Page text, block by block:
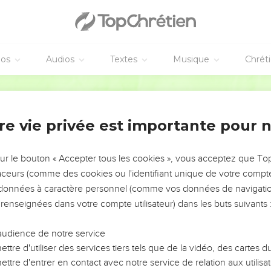
Audios Textes Musique
Christ
εὑρέθη ἐν γαστρὶ ἔχουσα ἐκ πνεύματος ἁγίου.
δίκαιος ὢν καὶ μὴ θέλων αὐτὴν δειγματίσαι,
Μαρίαν τὴν γυναῖκά σου, τὸ γὰρ ἐν αὐτῇ
καλέσεις τὸ ὄνομα αὐτοῦ Ἰησοῦν, αὐτὸς γὰρ σώσει
ἵνα πληρωθῇ τὸ ῥηθὲν ὑπὸ κυρίου διὰ τοῦ προφήτου
γαστρὶ ἕξει καὶ τέξεται υἱόν, καὶ καλέσουσιν τὸ ὄνομα
ἀπὸ τοῦ ὕπνου ἐποίησεν ὡς προσέταξεν αὐτῷ ὁ
αὐτοῦ·
vie privée est importante pour
le bouton « Accepter tous les cookies », vous acceptez que
(comme des cookies ou l'identifiant unique de votre
à caractère personnel (comme vos données de
dans votre compte utilisateur) dans les buts suivants :
de notre service
d'utiliser des services tiers tels que de la vidéo, des cartes
d'entrer en contact avec notre service de relation aux